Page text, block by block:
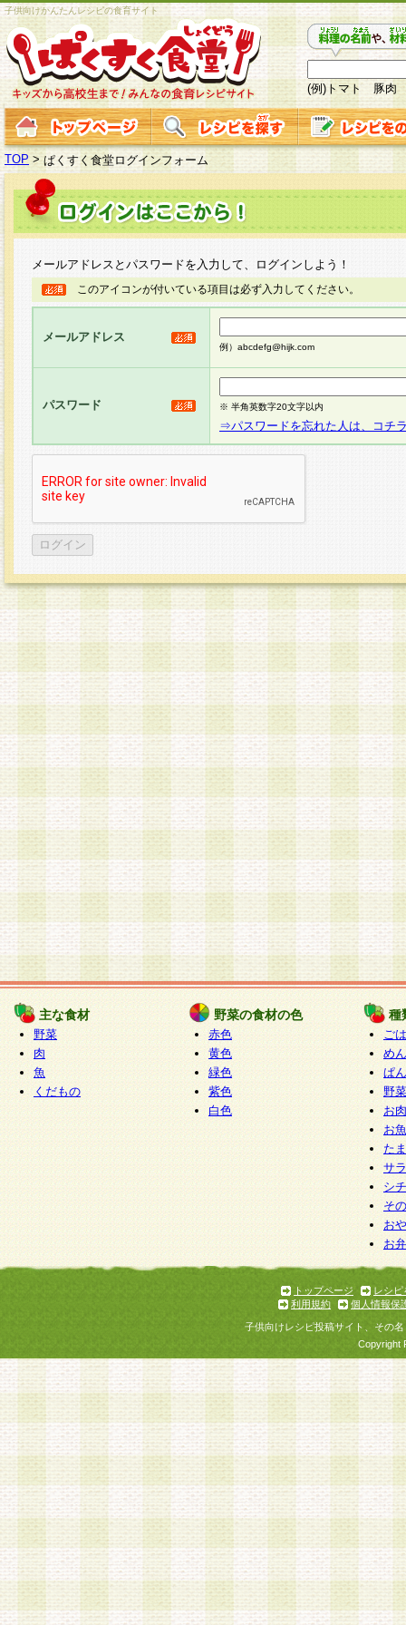
子供向けかんたんレシピの食育サイト
(例)トマト 豚肉
TOP > ぱくすく食堂ログインフォーム
メールアドレスとパスワードを入力して、ログインしよう！
このアイコンが付いている項目は必ず入力してください。
メールアドレス
例）abcdefg@hijk.com
パスワード ※ 半角英数字20文字以内
⇒パスワードを忘れた人は、コチ
主な食材
野菜
肉
魚
くだもの
野菜の食材の色
赤色
黄色
緑色
紫色
白色
種
ご
めん
ぱん
野
お
お
た
サ
シ
そ
お
お
トップページ
レシピ
利用規約
個人情報保
子供向けレシピ投稿サイト、その
Copyright